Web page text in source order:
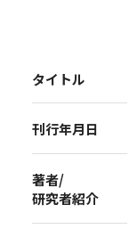
タイトル
刊行年月日
著者/
研究者紹介